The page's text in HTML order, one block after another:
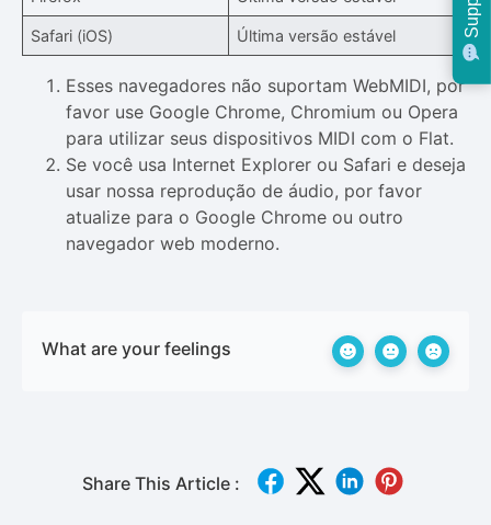
Safari (iOS) Última versão estável
Esses navegadores não suportam WebMIDI, por
favor use Google Chrome, Chromium ou Opera
para utilizar seus dispositivos MIDI com o Flat.
Se você usa Internet Explorer ou Safari e deseja
usar nossa reprodução de áudio, por favor
atualize para o Google Chrome ou outro
navegador web moderno.
What are your feelings
Share This Article :